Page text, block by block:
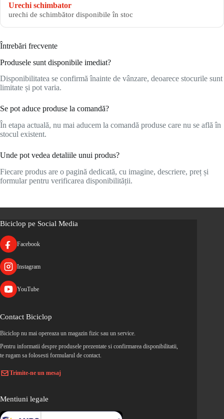
Urechi schimbator
urechi de schimbător disponibile în stoc
Întrebări frecvente
Produsele sunt disponibile imediat?
Disponibilitatea se confirmă înainte de vânzare, deoarece stocurile sunt
limitate și pot varia.
Se pot aduce produse la comandă?
În etapa actuală, nu mai aducem la comandă produse care nu se află în
stocul existent.
Unde pot vedea detaliile unui produs?
Fiecare produs are o pagină dedicată, cu imagine, descriere, preț și
formular pentru verificarea disponibilității.
Biciclop pe Social Media
Facebook
Instagram
YouTube
Contact Biciclop
Biciclop nu mai opereaza un magazin fizic sau un service.
Pentru informatii despre produsele prezentate si confirmarea disponibilitatii,
te rugam sa folosesti formularul de contact.
Trimite-ne un mesaj
Mentiuni legale